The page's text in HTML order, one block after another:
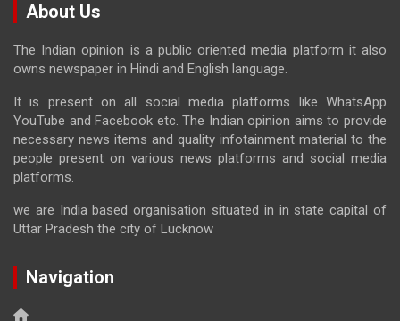
About Us
The Indian opinion is a public oriented media platform it also
owns newspaper in Hindi and English language.
It is present on all social media platforms like WhatsApp
YouTube and Facebook etc. The Indian opinion aims to provide
necessary news items and quality infotainment material to the
people present on various news platforms and social media
platforms.
we are India based organisation situated in in state capital of
Uttar Pradesh the city of Lucknow
Navigation